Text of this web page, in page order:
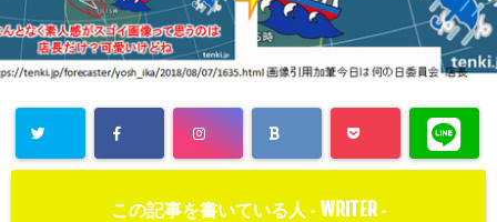
この記事を書いている人 - WRITER-